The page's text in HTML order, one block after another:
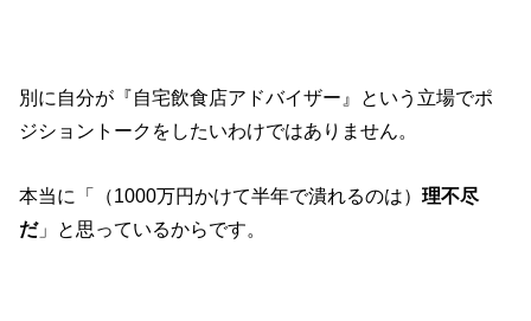
別に自分が『自宅飲食店アドバイザー』という立場でポ
ジショントークをしたいわけではありません。
本当に「（1000万円かけて半年で潰れるのは）理不尽
だ」と思っているからです。